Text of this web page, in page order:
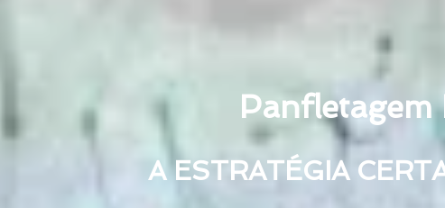
A ESTRATÉGIA